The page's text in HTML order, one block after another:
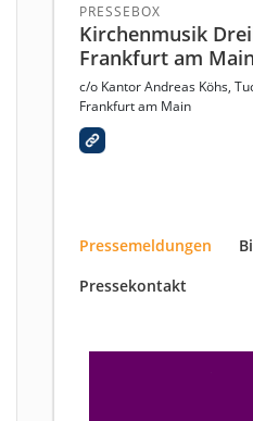
PRESSEBOX
Kirchenmusik
Frankfurt am Main
c/o Kantor Andreas Köhs,
Frankfurt am Main
Pressemeldungen
Pressekontakt